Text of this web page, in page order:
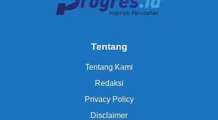
Tentang
Tentang Kami
Redaksi
Privacy Policy
Disclaimer